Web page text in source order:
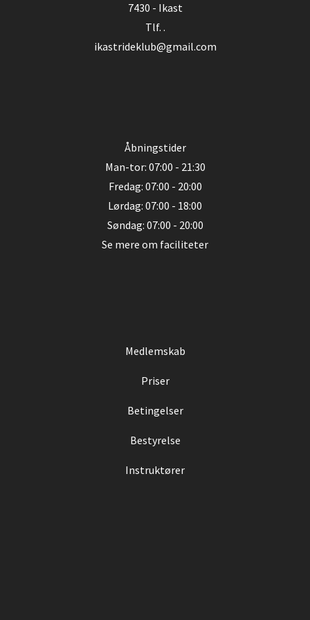
7430 - Ikast
Tlf. .
ikastrideklub@gmail.com
Åbningstider
Man-tor: 07:00 - 21:30
Fredag: 07:00 - 20:00
Lørdag: 07:00 - 18:00
Søndag: 07:00 - 20:00
Se mere om faciliteter
Medlemskab
Priser
Betingelser
Bestyrelse
Instruktører